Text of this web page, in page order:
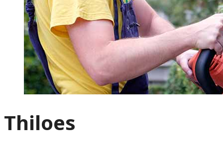
Thiloes